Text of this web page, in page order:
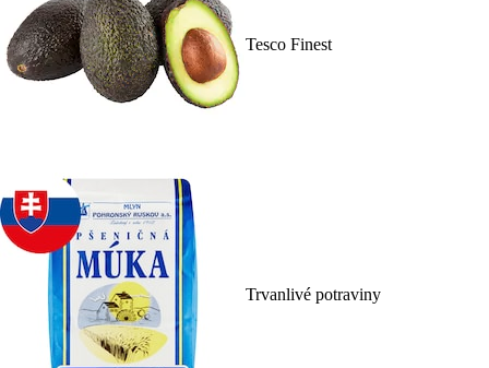
Tesco Finest
Trvanlivé potraviny